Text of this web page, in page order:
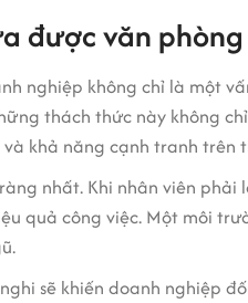
được văn
nghiệp không chỉ là một
thách thức này không
khả năng cạnh tranh trên
nhất. Khi nhân viên
quả công việc. Một môi
sẽ khiến doanh nghiệp